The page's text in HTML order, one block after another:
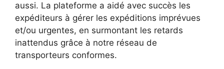
aussi. La plateforme a aidé avec succès les
expéditeurs à gérer les expéditions imprévues
et/ou urgentes, en surmontant les retards
inattendus grâce à notre réseau de
transporteurs conformes.